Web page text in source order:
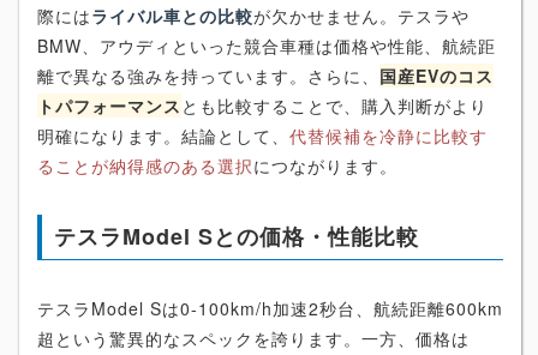
際にはライバル車との比較が欠かせません。テスラや
BMW、アウディといった競合車種は価格や性能、航続距
離で異なる強みを持っています。さらに、 国産EVのコス
トパフォーマンス とも比較することで、購入判断がより
明確になります。結論として、 代替候補を冷静に比較す
ることが納得感のある選択につながります。
テスラModel Sとの価格・性能比較
テスラModel Sは0-100km/h加速2秒台、航続距離600km
超という驚異的なスペックを誇ります。一方、価格は